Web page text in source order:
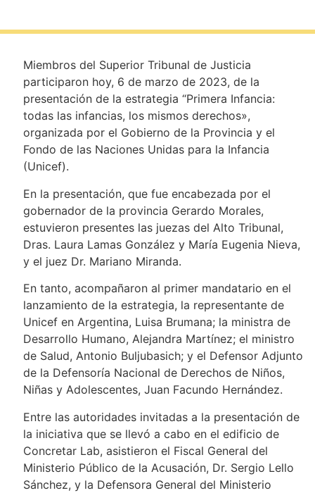
Miembros del Superior Tribunal de Justicia
participaron hoy, 6 de marzo de 2023, de la
presentación de la estrategia “Primera Infancia:
todas las infancias, los mismos derechos»,
organizada por el Gobierno de la Provincia y el
Fondo de las Naciones Unidas para la Infancia
(Unicef).
En la presentación, que fue encabezada por el
gobernador de la provincia Gerardo Morales,
estuvieron presentes las juezas del Alto Tribunal,
Dras. Laura Lamas González y María Eugenia Nieva,
y el juez Dr. Mariano Miranda.
En tanto, acompañaron al primer mandatario en el
lanzamiento de la estrategia, la representante de
Unicef en Argentina, Luisa Brumana; la ministra de
Desarrollo Humano, Alejandra Martínez; el ministro
de Salud, Antonio Buljubasich; y el Defensor Adjunto
de la Defensoría Nacional de Derechos de Niños,
Niñas y Adolescentes, Juan Facundo Hernández.
Entre las autoridades invitadas a la presentación de
la iniciativa que se llevó a cabo en el edificio de
Concretar Lab, asistieron el Fiscal General del
Ministerio Público de la Acusación, Dr. Sergio Lello
Sánchez, y la Defensora General del Ministerio